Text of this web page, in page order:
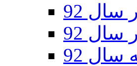
92
92
92